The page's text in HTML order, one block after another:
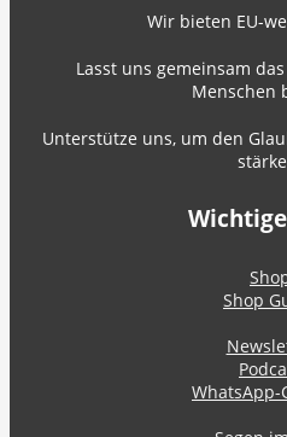
Wir bieten EU-
Lasst uns gemeinsam
Menschen
Unterstütze uns, um den
Shop
WhatsApp-